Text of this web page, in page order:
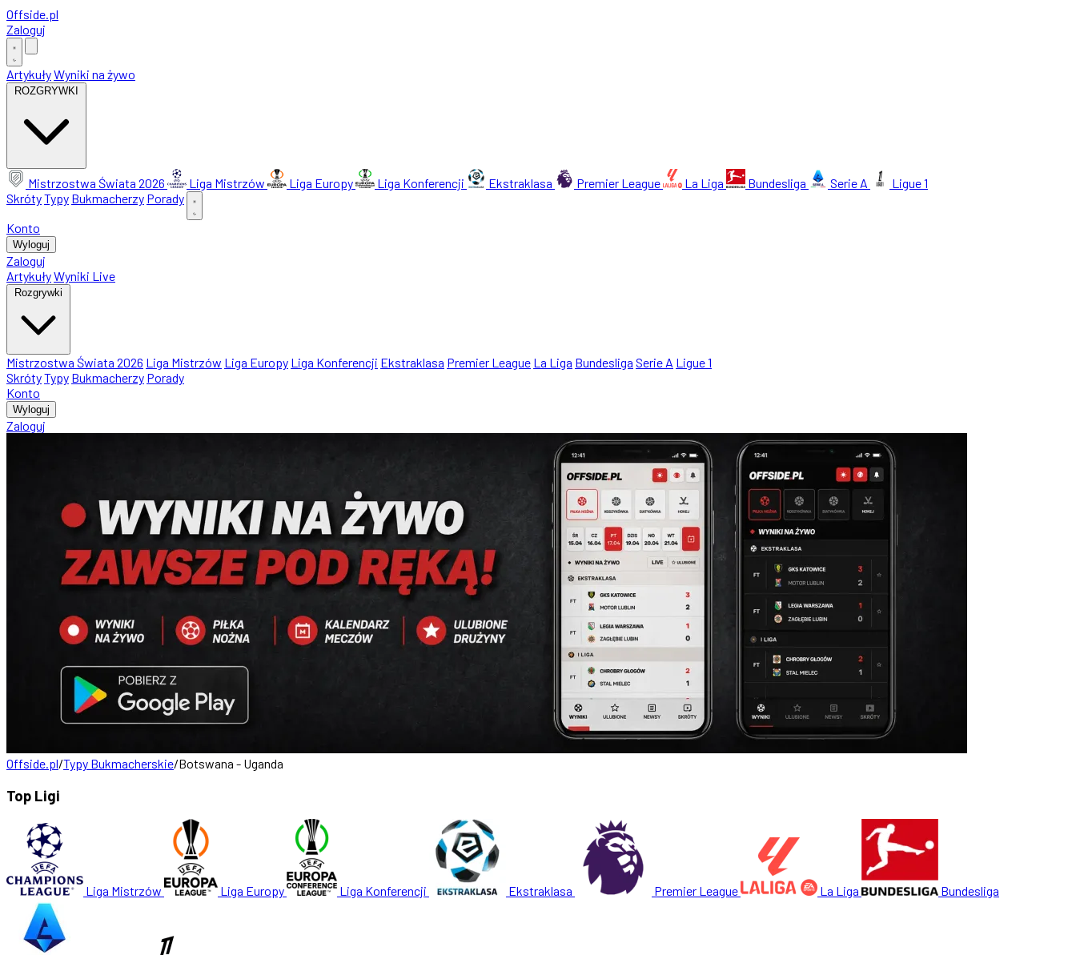
Offside.pl
Zaloguj
ArtykułyWyniki na żywo
ROZGRYWKI
Mistrzostwa Świata 2026 Liga Mistrzów Liga Europy Liga Konferencji Ekstraklasa Premier League La Liga Bundesliga Serie A
Ligue 1
SkrótyTypy Bukmacherzy Porady
Konto
Wyloguj
Zaloguj
ArtykułyWyniki Live
Rozgrywki
Mistrzostwa Świata 2026 Liga Mistrzów Liga Europy Liga Konferencji Ekstraklasa Premier League La Liga Bundesliga Serie A Ligue 1
SkrótyTypy Bukmacherzy Porady
Konto
Wyloguj
Zaloguj
Offside.pl/Typy Bukmacherskie/Botswana - Uganda
Top Ligi
Liga Mistrzów Liga Europy Liga Konferencji Ekstraklasa Premier League La Liga Bundesliga